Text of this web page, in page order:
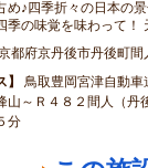
め♪四季折々の日本の
季の味覚を味わって！
都府京丹後市丹後町間
鳥取豊岡宮津自動
山～Ｒ４８２間人（丹
分